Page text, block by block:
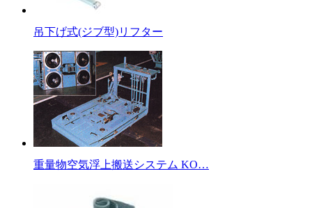
吊下げ式(ジブ型)リフター
重量物空気浮上搬送システム KO…